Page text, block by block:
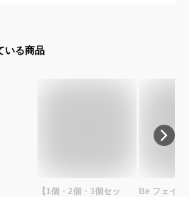
いる商品
【1個・2個・3個セッ
Be フェイス